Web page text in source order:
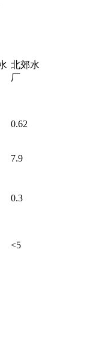
北郊水
厂
0.62
7.9
0.3
<5